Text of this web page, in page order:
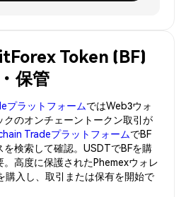
Token (BF)
保管
プラットフォームではWeb3ウォ
クのオンチェーントークン取引が
TradeプラットフォームでBF
を検索して確認。USDTでBFを購
。高度に保護されたPhemexウォレ
購入し、取引または保有を開始で